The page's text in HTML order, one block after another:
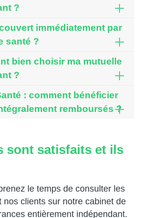
?
santé ?
?
remboursés ?
sont satisfaits et ils
le temps de consulter les
nos clients sur notre cabinet de
entièrement indépendant.